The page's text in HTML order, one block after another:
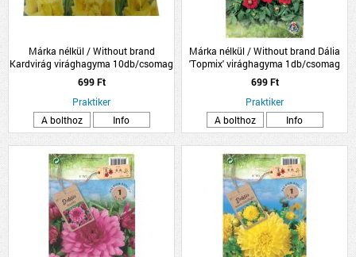
Márka nélkül / Without brand
Kardvirág virághagyma 10db/csomag
sárga
699 Ft
Praktiker
A bolthoz
Info
Márka nélkül / Without brand Dália
'Topmix' virághagyma 1db/csomag
piros
699 Ft
Praktiker
A bolthoz
Info